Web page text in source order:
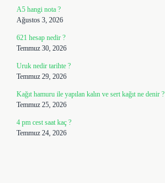
A5 hangi nota ?
Ağustos 3, 2026
621 hesap nedir ?
Temmuz 30, 2026
Uruk nedir tarihte ?
Temmuz 29, 2026
Kağıt hamuru ile yapılan kalın ve sert kağıt ne denir ?
Temmuz 25, 2026
4 pm cest saat kaç ?
Temmuz 24, 2026